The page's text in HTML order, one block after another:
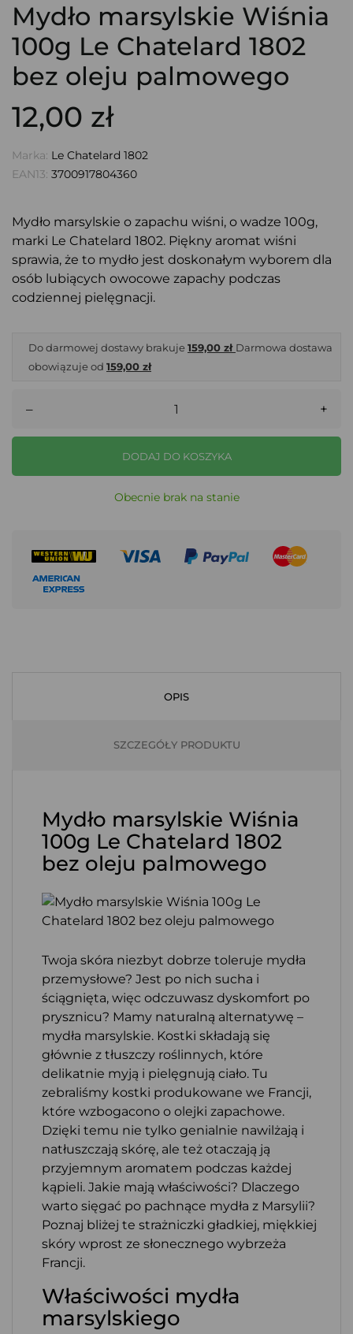
Mydło marsylskie Wiśnia
100g Le Chatelard 1802
bez oleju palmowego
12,00 zł
Marka: Le Chatelard 1802
EAN13: 3700917804360
Mydło marsylskie o zapachu wiśni, o wadze 100g,
marki Le Chatelard 1802. Piękny aromat wiśni
sprawia, że to mydło jest doskonałym wyborem dla
osób lubiących owocowe zapachy podczas
codziennej pielęgnacji.
Do darmowej dostawy brakuje 159,00 zł Darmowa dostawa
obowiązuje od 159,00 zł
– +
DODAJ DO KOSZYKA
Obecnie brak na stanie
OPIS
SZCZEGÓŁY PRODUKTU
Mydło marsylskie Wiśnia
100g Le Chatelard 1802
bez oleju palmowego
Twoja skóra niezbyt dobrze toleruje mydła
przemysłowe? Jest po nich sucha i
ściągnięta, więc odczuwasz dyskomfort po
prysznicu? Mamy naturalną alternatywę –
mydła marsylskie. Kostki składają się
głównie z tłuszczy roślinnych, które
delikatnie myją i pielęgnują ciało. Tu
zebraliśmy kostki produkowane we Francji,
które wzbogacono o olejki zapachowe.
Dzięki temu nie tylko genialnie nawilżają i
natłuszczają skórę, ale też otaczają ją
przyjemnym aromatem podczas każdej
kąpieli. Jakie mają właściwości? Dlaczego
warto sięgać po pachnące mydła z Marsylii?
Poznaj bliżej te strażniczki gładkiej, miękkiej
skóry wprost ze słonecznego wybrzeża
Francji.
Właściwości mydła
marsylskiego